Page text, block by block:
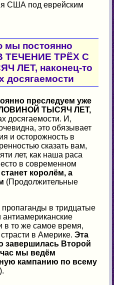
США под еврейским
мы постоянно
ТЕЧЕНИЕ ТРЁХ С
ЛЕТ, наконец-то
досягаемости
преследуем уже
ТЫСЯЧ ЛЕТ,
досягаемости. И,
это обязывает
и осторожность в
сказать вам,
лет, как наша раса
в современном
королём, а
(Продолжительные
в тридцатые
антиамериканские
в то же самое время,
в Америке.Эта
завершилась Второй
мы ведём
кампанию по всему